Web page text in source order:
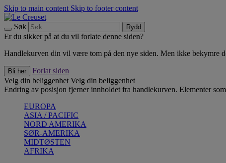
Skip to main content Skip to footer content
Søk Rydd
Er du sikker på at du vil forlate denne siden?
Handlekurven din vil være tom på den nye siden. Men ikke bekymre
Bli her
Forlat siden
Velg din beliggenhet Velg din beliggenhet
Endring av posisjon fjerner innholdet fra handlekurven. Elementer
EUROPA
ASIA / PACIFIC
NORD AMERIKA
SØR-AMERIKA
MIDTØSTEN
AFRIKA